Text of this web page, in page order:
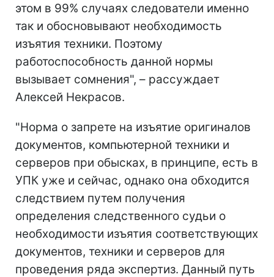
этом в 99% случаях следователи именно
так и обосновывают необходимость
изъятия техники. Поэтому
работоспособность данной нормы
вызывает сомнения", – рассуждает
Алексей Некрасов.
"Норма о запрете на изъятие оригиналов
документов, компьютерной техники и
серверов при обысках, в принципе, есть в
УПК уже и сейчас, однако она обходится
следствием путем получения
определения следственного судьи о
необходимости изъятия соответствующих
документов, техники и серверов для
проведения ряда экспертиз. Данный путь